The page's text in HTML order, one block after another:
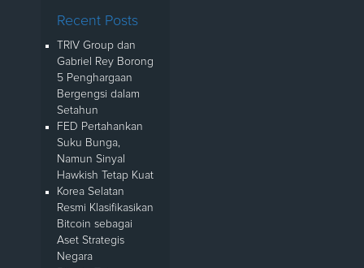
Recent Posts
TRIV Group dan
Gabriel Rey Borong
5 Penghargaan
Bergengsi dalam
Setahun
FED Pertahankan
Suku Bunga,
Namun Sinyal
Hawkish Tetap Kuat
Korea Selatan
Resmi Klasifikasikan
Bitcoin sebagai
Aset Strategis
Negara